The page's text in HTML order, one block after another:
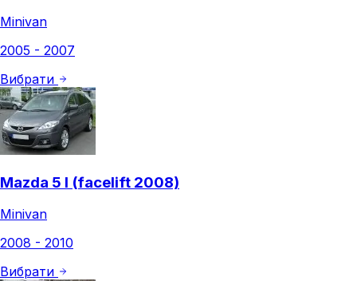
Minivan
2005 - 2007
Вибрати
Mazda 5 I (facelift 2008)
Minivan
2008 - 2010
Вибрати